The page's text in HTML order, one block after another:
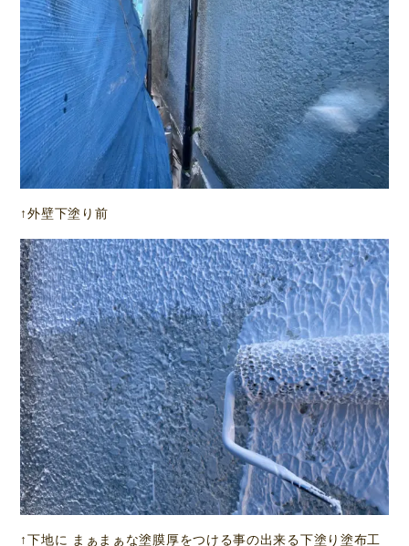
↑外壁下塗り前
↑下地に まぁまぁな塗膜厚をつける事の出来る下塗り塗布工